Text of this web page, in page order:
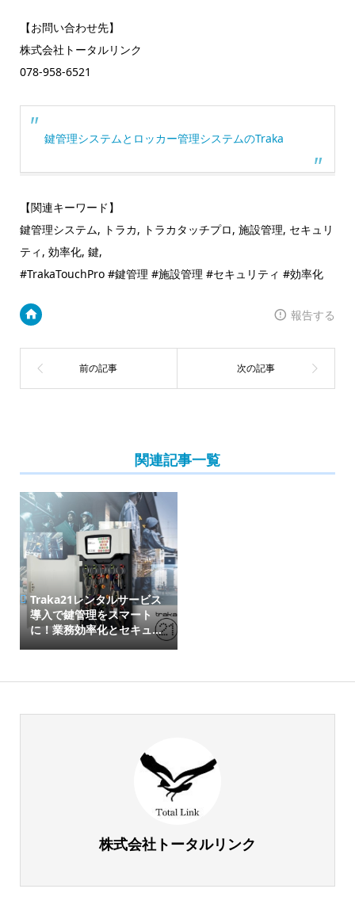
【お問い合わせ先】
株式会社トータルリンク
078-958-6521
鍵管理システムとロッカー管理システムのTraka
【関連キーワード】
鍵管理システム, トラカ, トラカタッチプロ, 施設管理, セキュリ
ティ, 効率化, 鍵,
#TrakaTouchPro #鍵管理 #施設管理 #セキュリティ #効率化
報告する
関連記事一覧
Traka21レンタルサービス
導入で鍵管理をスマート
に！業務効率化とセキュ...
株式会社トータルリンク